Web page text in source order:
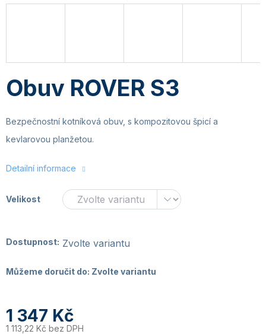
Obuv ROVER S3
Bezpečnostní kotníková obuv, s kompozitovou špicí a
kevlarovou planžetou.
Detailní informace
Velikost
Dostupnost: Zvolte variantu
Můžeme doručit do: Zvolte variantu
1 347 Kč
1 113,22 Kč bez DPH